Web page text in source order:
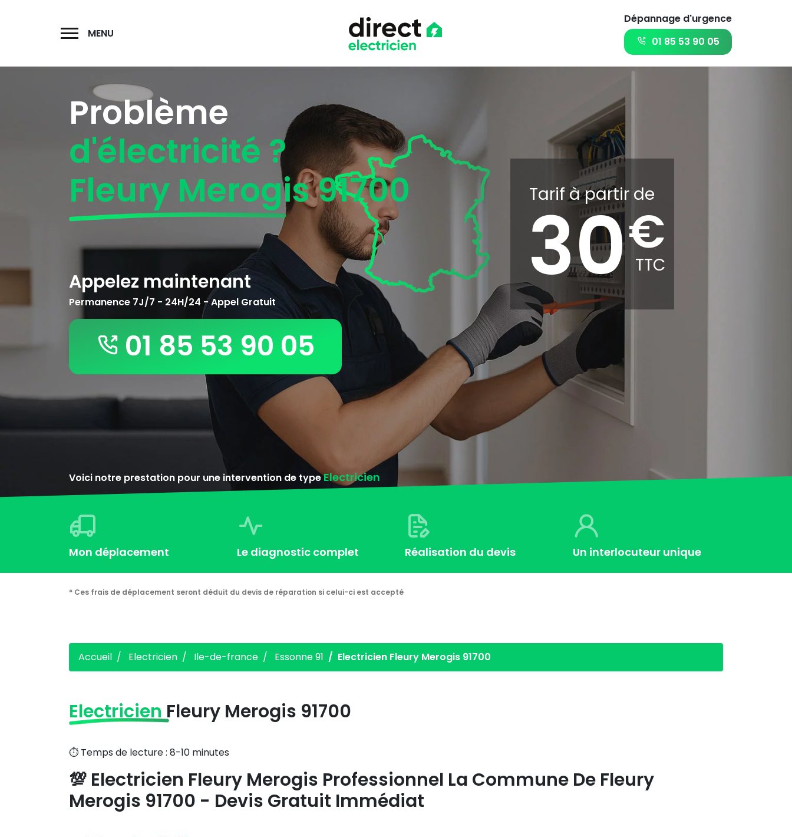
MENU
Dépannage d'urgence
01 85 53 90 05
Problème
d'électricité ?
Fleury Merogis 91700
Appelez maintenant
Permanence 7J/7 - 24H/24 - Appel Gratuit
01 85 53 90 05
Tarif à partir de
30
Voici notre prestation pour une intervention de typeElectricien
Mon déplacement Le diagnostic complet Réalisation du devis Un interlocuteur unique
* Ces frais de déplacement seront déduit du devis de réparation si celui-ci est accepté
Accueil Electricien Ile-de-france Essonne 91 Electricien Fleury Merogis 91700
Electricien Fleury Merogis 91700
⏱️ Temps de lecture : 8-10 minutes
💯 Electricien Fleury Merogis Professionnel La Commune De Fleury
Merogis 91700 - Devis Gratuit Immédiat